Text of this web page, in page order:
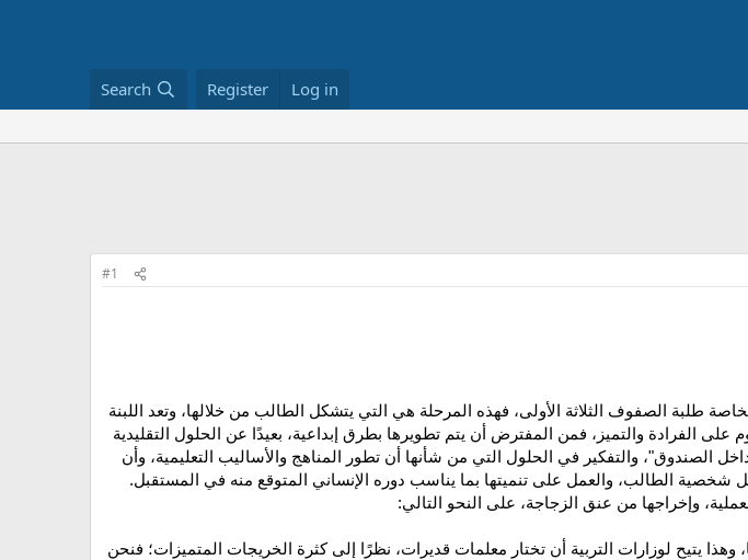
Log in
Register
Search
#1
طلبة الصفوف الثلاثة الأولى، فهذه المرحلة هي التي يتشكل الطالب من خلالها، وتعد اللبنة
على الفرادة والتميز، فمن المفترض أن يتم تطويرها بطرق إبداعية، بعيدًا عن الحلول التقليدية
الصندوق"، والتفكير في الحلول التي من شأنها أن تطور المناهج والأساليب التعليمية، وأن
شخصية الطالب، والعمل على تنميتها بما يناسب دوره الإنساني المتوقع منه في المستقبل.
وإخراجها من عنق الزجاجة، على النحو التالي:
وهذا يتيح لوزارات التربية أن تختار معلمات قديرات، نظرًا إلى كثرة الخريجات المتميزات؛ فنحن